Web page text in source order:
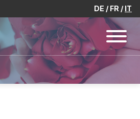
DE FR IT